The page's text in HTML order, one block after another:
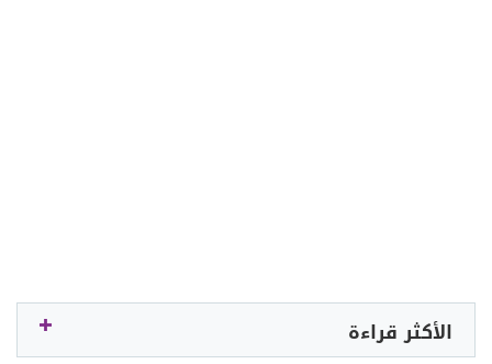
الأكثر قراءة